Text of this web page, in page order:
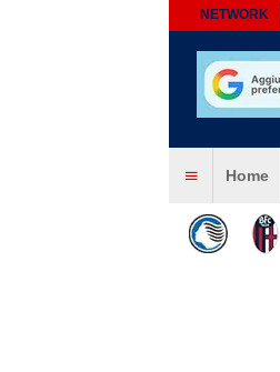
NETWORK
Home